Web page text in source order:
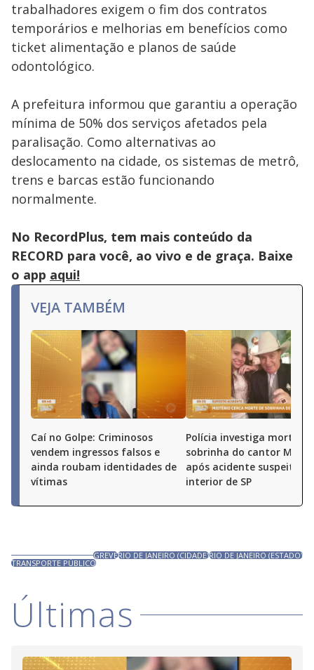
trabalhadores exigem o fim dos contratos
temporários e melhorias em benefícios como
ticket alimentação e planos de saúde
odontológico.
A prefeitura informou que garantiu a operação
mínima de 50% dos serviços afetados pela
paralisação. Como alternativas ao
deslocamento na cidade, os sistemas de metrô,
trens e barcas estão funcionando
normalmente.
No RecordPlus, tem mais conteúdo da
RECORD para você, ao vivo e de graça. Baixe
o app aqui!
VEJA TAMBÉM
Caí no Golpe: Criminosos
vendem ingressos falsos e
ainda roubam identidades de
vítimas
Polícia investiga morte de
sobrinha do cantor
após acidente suspeito
interior de SP
GREVERIO DE JANEIRO (CIDADE)RIO DE JANEIRO (ESTADO)
TRANSPORTE PÚBLICO
Últimas